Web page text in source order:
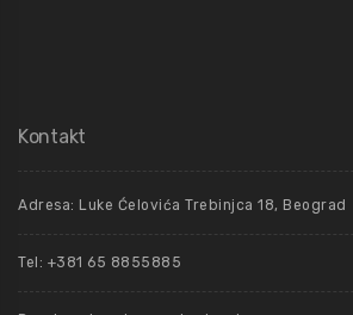
Kontakt
Adresa: Luke Ćelovića Trebinjca 18, Beograd
Tel: +381 65 8855885